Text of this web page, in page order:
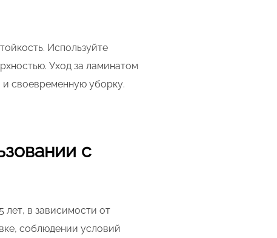
Используйте
Уход за ламинатом
и своевременную уборку.
с
лет, в зависимости от
соблюдении условий